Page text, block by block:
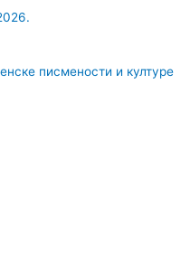
писмености и културе